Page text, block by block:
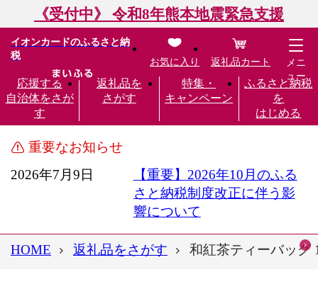
《受付中》 令和8年熊本地震緊急支援
イオンカードのふるさと納
税
応援する
自治体をさが
す
返礼品を
さがす
特集・
キャンペーン
ふるさと納税
を
はじめる
お気に入り 返礼品カート
メニ
ュー
重要なお知らせ
2026年7月9日
【重要】2026年10月のふる
さと納税制度改正に伴う影
響について
HOME 返礼品をさがす 和紅茶ティーバッグ